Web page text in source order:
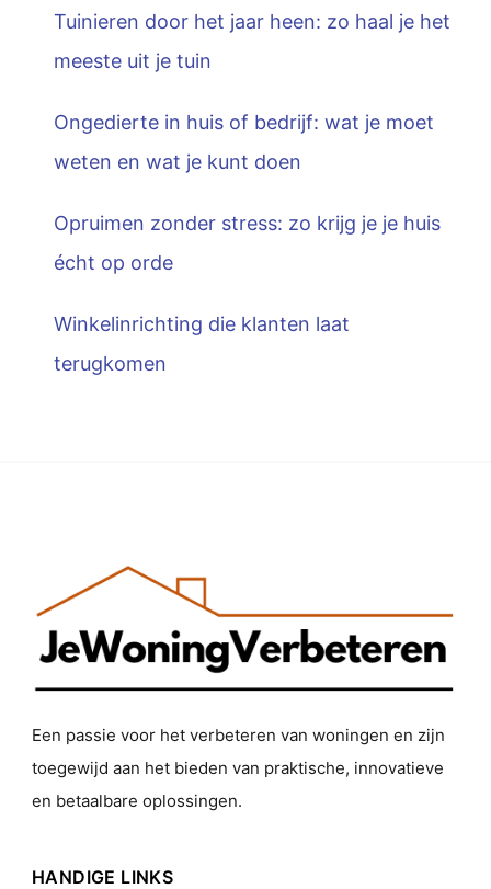
Tuinieren door het jaar heen: zo haal je het
meeste uit je tuin
Ongedierte in huis of bedrijf: wat je moet
weten en wat je kunt doen
Opruimen zonder stress: zo krijg je je huis
écht op orde
Winkelinrichting die klanten laat
terugkomen
Een passie voor het verbeteren van woningen en zijn
toegewijd aan het bieden van praktische, innovatieve
en betaalbare oplossingen.
HANDIGE LINKS